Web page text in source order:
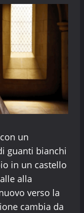
un
guanti bianchi
in un castello
alla
verso la
cambia da